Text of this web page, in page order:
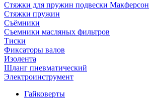
Стяжки для пружин подвески Макферсон
Стяжки пружин
Съёмники
Съемники масляных фильтров
Тиски
Фиксаторы валов
Изолента
Шланг пневматический
Электроинструмент
Гайковерты